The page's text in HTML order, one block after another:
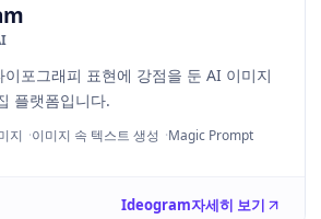
이포그래피 표현에 강점을 둔 AI 이미지
플랫폼입니다.
지 이미지 속 텍스트 생성 Magic Prompt
Ideogram자세히 보기